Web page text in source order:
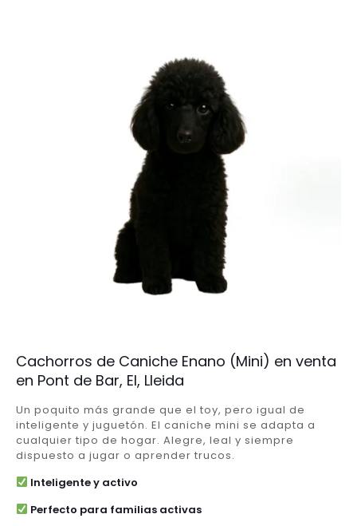
Cachorros de Caniche Enano (Mini) en venta
en Pont de Bar, El, Lleida
Un poquito más grande que el toy, pero igual de
inteligente y juguetón. El caniche mini se adapta a
cualquier tipo de hogar. Alegre, leal y siempre
dispuesto a jugar o aprender trucos.
Inteligente y activo
Perfecto para familias activas